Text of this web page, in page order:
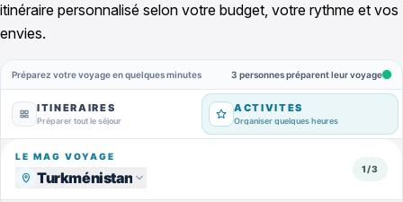
itinéraire personnalisé selon votre budget, votre rythme et vos
envies.